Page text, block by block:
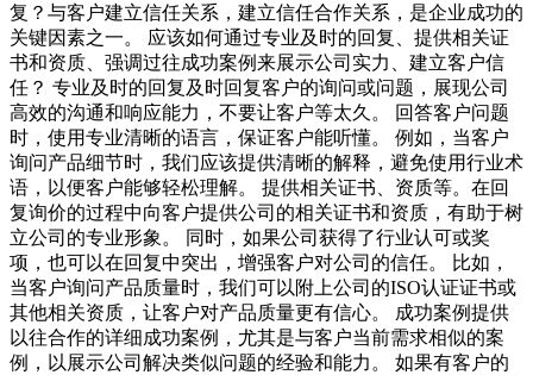
复？与客户建立信任关系，建立信任合作关系，是企业成功的
关键因素之一。 应该如何通过专业及时的回复、提供相关证
书和资质、强调过往成功案例来展示公司实力、建立客户信
任？ 专业及时的回复及时回复客户的询问或问题，展现公司
高效的沟通和响应能力，不要让客户等太久。 回答客户问题
时，使用专业清晰的语言，保证客户能听懂。 例如，当客户
询问产品细节时，我们应该提供清晰的解释，避免使用行业术
语，以便客户能够轻松理解。 提供相关证书、资质等。在回
复询价的过程中向客户提供公司的相关证书和资质，有助于树
立公司的专业形象。 同时，如果公司获得了行业认可或奖
项，也可以在回复中突出，增强客户对公司的信任。 比如，
当客户询问产品质量时，我们可以附上公司的ISO认证证书或
其他相关资质，让客户对产品质量更有信心。 成功案例提供
以往合作的详细成功案例，尤其是与客户当前需求相似的案
例，以展示公司解决类似问题的经验和能力。 如果有客户的